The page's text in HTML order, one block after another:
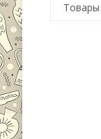
Товары